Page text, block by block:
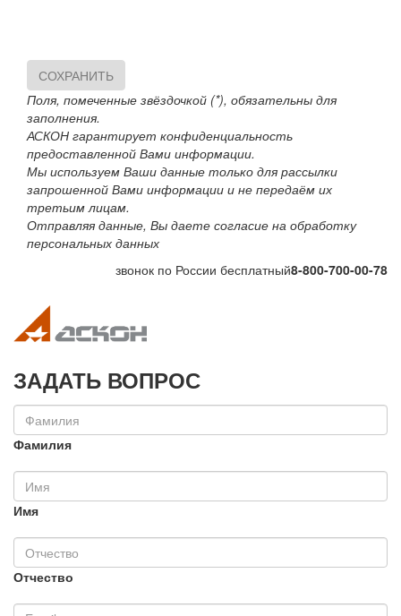
СОХРАНИТЬ
Поля, помеченные звёздочкой (*), обязательны для
заполнения.
АСКОН гарантирует конфиденциальность
предоставленной Вами информации.
Мы используем Ваши данные только для рассылки
запрошенной Вами информации и не передаём их
третьим лицам.
Отправляя данные, Вы даете согласие на обработку
персональных данных
звонок по России бесплатный8-800-700-00-78
ЗАДАТЬ ВОПРОС
Фамилия
Имя
Отчество